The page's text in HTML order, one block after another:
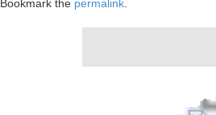
Bookmark the permalink